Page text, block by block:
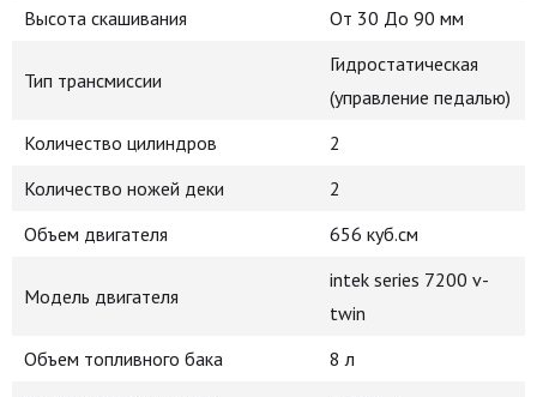
Высота скашивания
От 30 До 90 мм
Тип трансмиссии
Гидростатическая
(управление педалью)
Количество цилиндров
2
Количество ножей деки
2
Объем двигателя
656 куб.см
Модель двигателя
intek series 7200 v-
twin
Объем топливного бака
8 л